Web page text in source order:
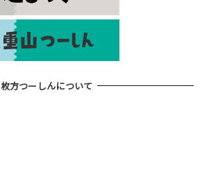
枚方つーしんについて